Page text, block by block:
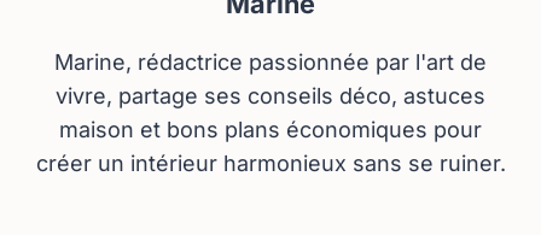
Marine, rédactrice passionnée par l'art de
vivre, partage ses conseils déco, astuces
maison et bons plans économiques pour
créer un intérieur harmonieux sans se ruiner.